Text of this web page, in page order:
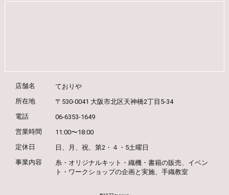
店舗名
ておりや
所在地
〒530-0041 大阪市北区天神橋2丁目5-34
電話
06-6353-1649
営業時間
11:00〜18:00
定休日
日、月、祝、第2・４・5土曜日
事業内容
糸・オリジナルキット・織機・書籍の販売、 イベン
ト・ワークショップの企画と実施、手織教室